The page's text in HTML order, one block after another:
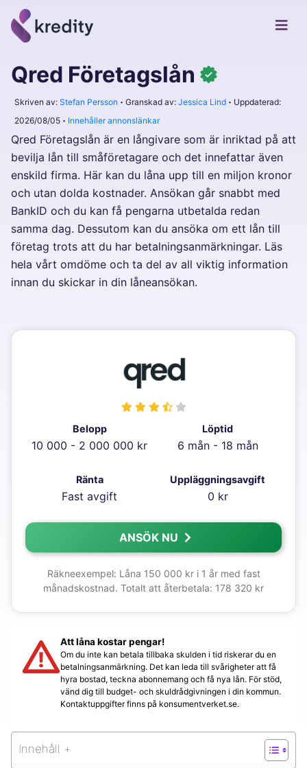
Qred Företagslån
Skriven av: Stefan Persson Granskad av: Jessica Lind
Uppdaterad:
2026/08/05
Innehåller annonslänkar
Qred Företagslån är en långivare som är inriktad på att
bevilja lån till småföretagare och det innefattar även
enskild firma. Här kan du låna upp till en miljon kronor
och utan dolda kostnader. Ansökan går snabbt med
BankID och du kan få pengarna utbetalda redan
samma dag. Dessutom kan du ansöka om ett lån till
företag trots att du har betalningsanmärkningar. Läs
hela vårt omdöme och ta del av all viktig information
innan du skickar in din låneansökan.
Belopp
10 000 - 2 000 000 kr
Löptid
6 mån - 18 mån
Ränta
Fast avgift
Uppläggningsavgift
0 kr
ANSÖK NU
Räkneexempel: Låna 150 000 kr i 1 år med fast
månadskostnad. Totalt att återbetala: 178 320 kr
Att låna kostar pengar!
Om du inte kan betala tillbaka skulden i tid riskerar du en
betalningsanmärkning. Det kan leda till svårigheter att få
hyra bostad, teckna abonnemang och få nya lån. För stöd,
vänd dig till budget- och skuldrådgivningen i din kommun.
Kontaktuppgifter finns på konsumentverket.se.
Innehåll +